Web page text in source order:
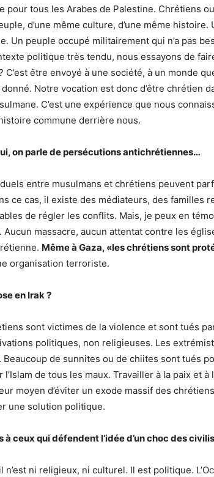
pour tous les Arabes de Palestine. Chrétiens
d’une même culture, d’une même
Un peuple occupé militairement qui n’a pas
politique très tendu, nous essayons de
C’est être envoyé à une société, à un monde
donné. Notre vocation est donc d’être chrétien
C’est une expérience que nous
commune derrière nous.
on parle de persécutions antichrétiennes…
entre musulmans et chrétiens peuvent
ce cas, il existe des médiateurs, des familles
de régler les conflits. Mais, je peux en
Aucun massacre, aucun attentat contre les
Même à Gaza, «les chrétiens sont
organisation terroriste.
en Irak ?
sont victimes de la violence et sont tués
politiques, non religieuses. Les
de sunnites ou de chiites sont tués
l’Islam de tous les maux. Travailler à la paix et
moyen d’éviter un exode massif des
une solution politique.
ceux qui défendent l’idée d’un choc des
n’est ni religieux, ni culturel. Il est politique.